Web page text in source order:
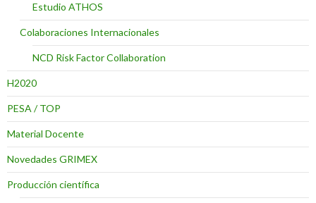
Estudio ATHOS
Colaboraciones Internacionales
NCD Risk Factor Collaboration
H2020
PESA / TOP
Material Docente
Novedades GRIMEX
Producción científica